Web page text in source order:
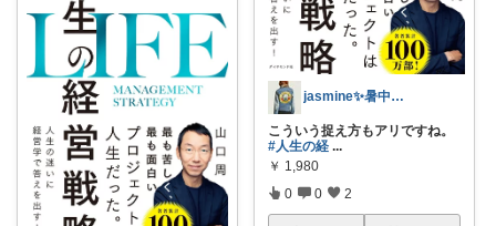
jasmine✨暑中見舞(*ꆤ.̫ꆤ*)
こういう捉え方もアリですね。
#人生の経 ...
￥ 1,980
0 0 2